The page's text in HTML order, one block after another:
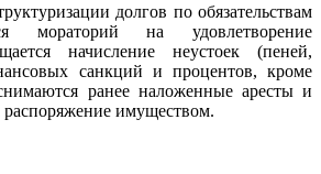
долгов по обязательствам
мораторий на удовлетворение
начисление неустоек (пеней,
санкций и процентов, кроме
ранее наложенные аресты и
имуществом.